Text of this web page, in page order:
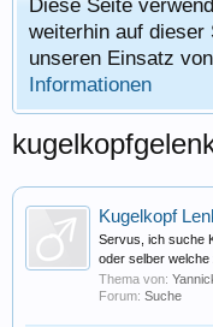
Diese Seite
weiterhin auf
unseren Einsatz
Informationen
Kugelkopf
Servus, ich suche
oder selber welche
Thema von:
Forum: Suche